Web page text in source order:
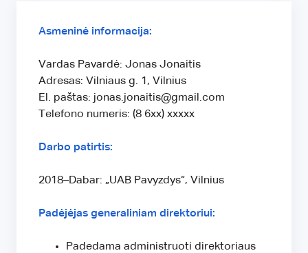
Asmeninė informacija:
Vardas Pavardė: Jonas Jonaitis
Adresas: Vilniaus g. 1, Vilnius
El. paštas: jonas.jonaitis@gmail.com
Telefono numeris: (8 6xx) xxxxx
Darbo patirtis:
2018–Dabar: „UAB Pavyzdys“, Vilnius
Padėjėjas generaliniam direktoriui:
Padedama administruoti direktoriaus